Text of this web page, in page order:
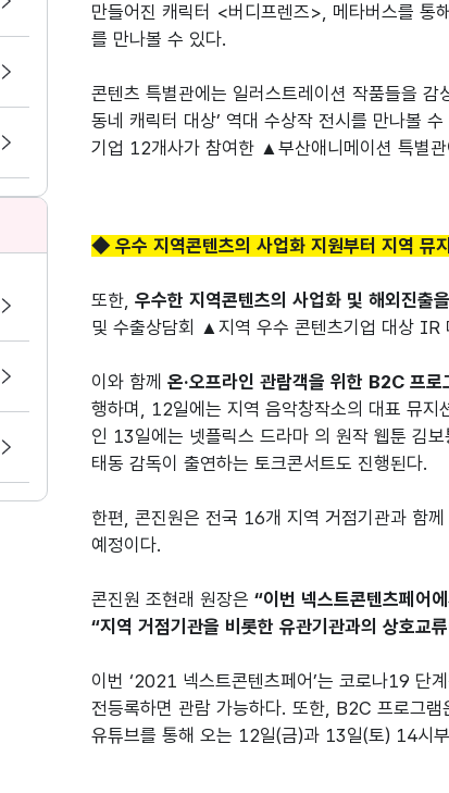
만들어진 캐릭터 <버디프렌즈>, 메타버스를 통
를 만나볼 수 있다.
콘텐츠 특별관에는 일러스트레이션 작품들을
동네 캐릭터 대상’ 역대 수상작 전시를 만나볼
기업 12개사가 참여한 ▲부산애니메이션 특별
◆ 우수 지역콘텐츠의 사업화 지원부터 지역 뮤
또한, 우수한 지역콘텐츠의 사업화 및 해외진
및 수출상담회 ▲지역 우수 콘텐츠기업 대상 IR
이와 함께 온·오프라인 관람객을 위한 B2C 프로
행하며, 12일에는 지역 음악창작소의 대표 뮤
인 13일에는 넷플릭스 드라마 의 원작 웹툰 김
태동 감독이 출연하는 토크콘서트도 진행된다.
한편, 콘진원은 전국 16개 지역 거점기관과 함
예정이다.
콘진원 조현래 원장은 “이번 넥스트콘텐츠페어
“지역 거점기관을 비롯한 유관기관과의 상호교
이번 ‘2021 넥스트콘텐츠페어’는 코로나19
전등록하면 관람 가능하다. 또한, B2C 프로그
유튜브를 통해 오는 12일(금)과 13일(토) 14시